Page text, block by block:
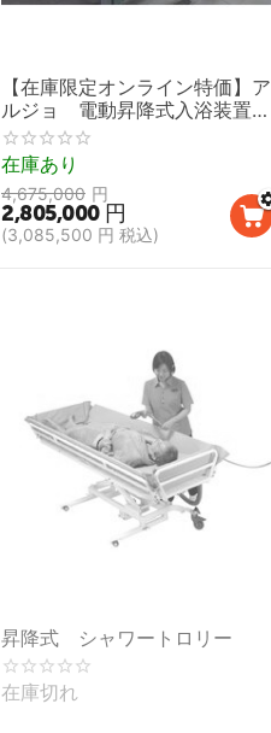
【在庫限定オンライン特価】ア
ルジョ 電動昇降式入浴装置
ロンド（P220ラプソディー）
在庫あり
4,675,000 円
2,805,000 円
(3,085,500 円 税込)
昇降式 シャワートロリー
在庫切れ